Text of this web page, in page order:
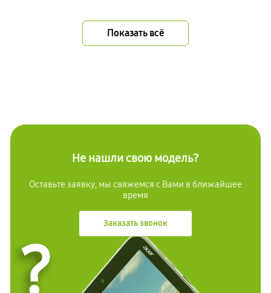
Показать всё
Не нашли свою модель?
Оставьте заявку, мы свяжемся с Вами в ближайшее
время
Заказать звонок
?